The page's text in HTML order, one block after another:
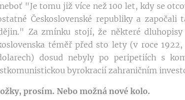
"Je tomu již více než 100 let, kdy se
Československé republiky a započali
Za zmínku stojí, že některé
téměř před sto lety (v roce
dosud nebyly po peripetiích s
byrokracií zahraničním
prosím. Nebo možná nové kolo.